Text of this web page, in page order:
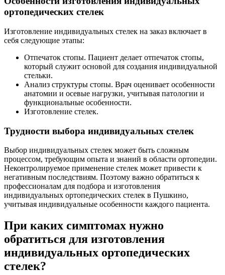
ортопедических стелек
Изготовление индивидуальных стелек на заказ включает в
себя следующие этапы:
Отпечаток стопы. Пациент делает отпечаток стопы,
который служит основой для создания индивидуальной
стельки.
Анализ структуры стопы. Врач оценивает особенности
анатомии и осевые нагрузки, учитывая патологии и
функциональные особенности.
Изготовление стелек.
Трудности выбора индивидуальных стелек
Выбор индивидуальных стелек может быть сложным
процессом, требующим опыта и знаний в области ортопедии.
Неконтролируемое применение стелек может привести к
негативным последствиям. Поэтому важно обратиться к
профессионалам для подбора и изготовления
индивидуальных ортопедических стелек в Пушкино,
учитывая индивидуальные особенности каждого пациента.
При каких симптомах нужно
обратиться для изготовления
индивидуальных ортопедических
стелек?